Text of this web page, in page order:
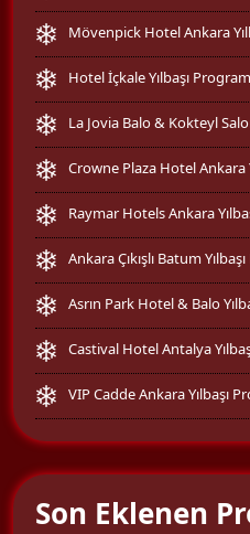
Mövenpick Hotel Ankara
Hotel İçkale Yılbaşı
La Jovia Balo & Kokteyl
Crowne Plaza Hotel Ankara
Raymar Hotels Ankara
Ankara Çıkışlı Batum
Asrın Park Hotel & Balo
Castival Hotel Antalya
VIP Cadde Ankara Yılbaşı
Son Eklenen